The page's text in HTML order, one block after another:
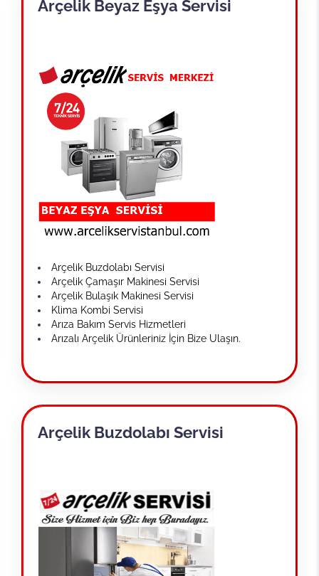
Arçelik Beyaz Eşya Servisi
Arçelik Buzdolabı Servisi
Arçelik Çamaşır Makinesi Servisi
Arçelik Bulaşık Makinesi Servisi
Klima Kombi Servisi
Arıza Bakım Servis Hizmetleri
Arızalı Arçelik Ürünleriniz İçin Bize Ulaşın.
Arçelik Buzdolabı Servisi